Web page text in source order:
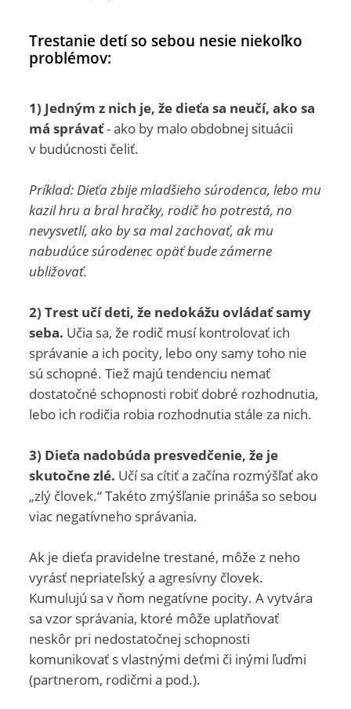
Trestanie detí so sebou nesie niekoľko
problémov:
1) Jedným z nich je, že dieťa sa neučí, ako sa
má správať- ako by malo obdobnej situácii
v budúcnosti čeliť.
Príklad: Dieťa zbije mladšieho súrodenca, lebo mu
kazil hru a bral hračky, rodič ho potrestá, no
nevysvetlí, ako by sa mal zachovať, ak mu
nabudúce súrodenec opäť bude zámerne
ubližovať.
2) Trest učí deti, že nedokážu ovládať samy
seba. Učia sa, že rodič musí kontrolovať ich
správanie a ich pocity, lebo ony samy toho nie
sú schopné. Tiež majú tendenciu nemať
dostatočné schopnosti robiť dobré rozhodnutia,
lebo ich rodičia robia rozhodnutia stále za nich.
3) Dieťa nadobúda presvedčenie, že je
skutočne zlé. Učí sa cítiť a začína rozmýšľať ako
„zlý človek.“ Takéto zmýšľanie prináša so sebou
viac negatívneho správania.
Ak je dieťa pravidelne trestané, môže z neho
vyrásť nepriateľský a agresívny človek.
Kumulujú sa v ňom negatívne pocity. A vytvára
sa vzor správania, ktoré môže uplatňovať
neskôr pri nedostatočnej schopnosti
komunikovať s vlastnými deťmi či inými ľuďmi
(partnerom, rodičmi a pod.).